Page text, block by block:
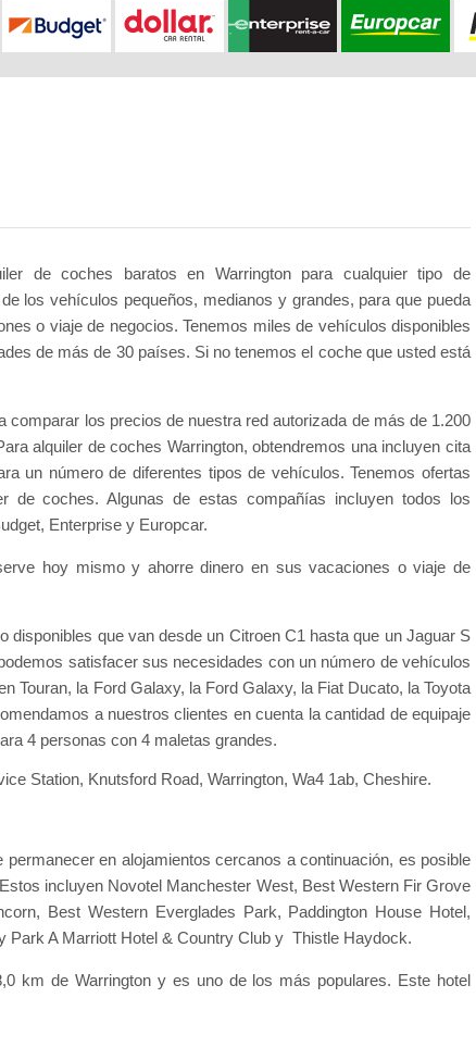
de coches baratos en Warrington para cualquier tipo de
los vehículos pequeños, medianos y grandes, para que pueda
o viaje de negocios. Tenemos miles de vehículos disponibles
de más de 30 países. Si no tenemos el coche que usted está
los precios de nuestra red autorizada de más de 1.200
alquiler de coches Warrington, obtendremos una incluyen cita
un número de diferentes tipos de vehículos. Tenemos ofertas
de coches. Algunas de estas compañías incluyen todos los
Enterprise y Europcar.
hoy mismo y ahorre dinero en sus vacaciones o viaje de
que van desde un Citroen C1 hasta que un Jaguar S
satisfacer sus necesidades con un número de vehículos
Touran, la Ford Galaxy, la Ford Galaxy, la Fiat Ducato, la Toyota
a nuestros clientes en cuenta la cantidad de equipaje
4 personas con 4 maletas grandes.
Station, Knutsford Road, Warrington, Wa4 1ab, Cheshire.
en alojamientos cercanos a continuación, es posible
incluyen Novotel Manchester West, Best Western Fir Grove
Best Western Everglades Park, Paddington House Hotel,
A Marriott Hotel & Country Club y Thistle Haydock.
km de Warrington y es uno de los más populares. Este hotel